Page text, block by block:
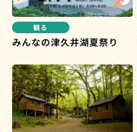
観る
みんなの津久井湖夏祭り